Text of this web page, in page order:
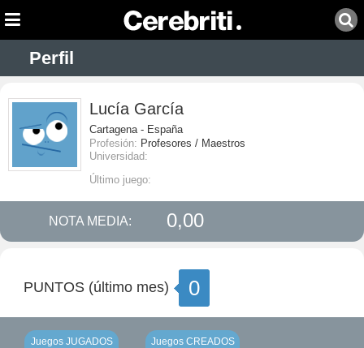
Perfil
Lucía García
Cartagena - España
Profesión: Profesores / Maestros
Universidad:
Último juego:
NOTA MEDIA: 0,00
PUNTOS (último mes) 0
Juegos JUGADOS Juegos CREADOS